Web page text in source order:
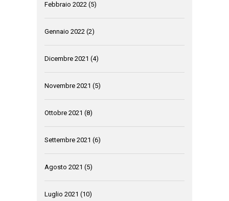
Febbraio 2022 (5)
Gennaio 2022 (2)
Dicembre 2021 (4)
Novembre 2021 (5)
Ottobre 2021 (8)
Settembre 2021 (6)
Agosto 2021 (5)
Luglio 2021 (10)